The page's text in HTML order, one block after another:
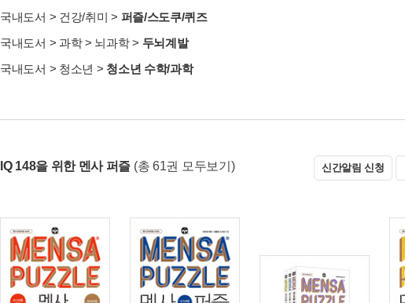
국내도서 > 건강/취미 > 퍼즐/스도쿠/퀴즈
국내도서 > 과학> 뇌과학> 두뇌계발
국내도서 > 청소년 > 청소년 수학/과학
IQ 148을 위한 멘사 퍼즐 (총 61권 모두보기) 신간알림 신청